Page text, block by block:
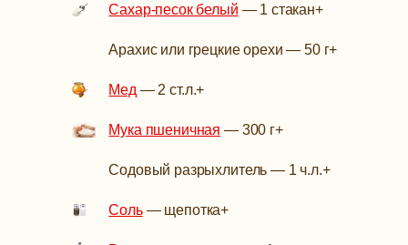
Сахар-песок белый — 1 стакан+
Арахис или грецкие орехи —50 г+
Мед — 2 ст.л.+
Мука пшеничная — 300 г+
Содовый разрыхлитель — 1 ч.л.+
Соль— щепотка+